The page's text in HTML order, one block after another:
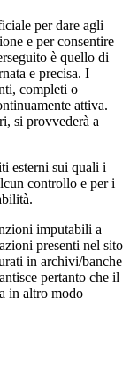
per dare agli
e per consentire
è quello di
e precisa. I
completi o
attiva.
si provvederà a
esterni sui quali i
controllo e per i
imputabili a
presenti nel sito
in archivi/banche
pertanto che il
in altro modo